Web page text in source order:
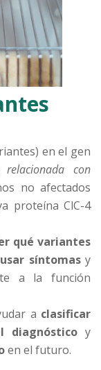
en el gen
relacionada con
no afectados
proteína ClC-4
qué variantes
síntomasy
a la función
a clasificar
diagnósticoy
en el futuro.